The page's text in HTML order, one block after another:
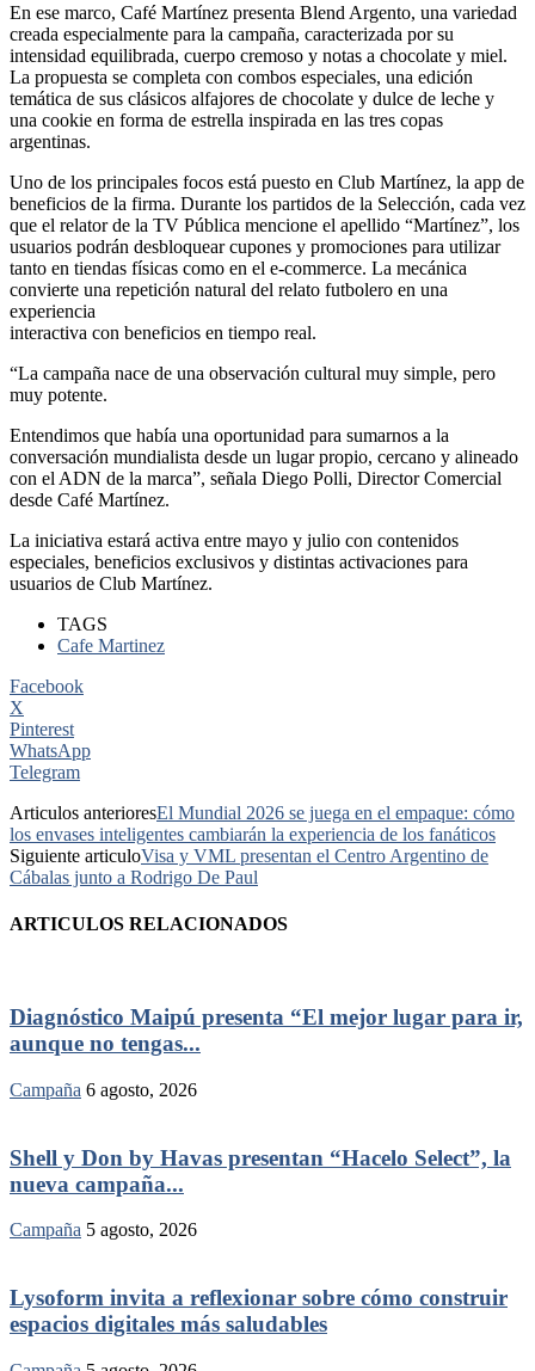
En ese marco, Café Martínez presenta Blend Argento, una variedad
creada especialmente para la campaña, caracterizada por su
intensidad equilibrada, cuerpo cremoso y notas a chocolate y miel.
La propuesta se completa con combos especiales, una edición
temática de sus clásicos alfajores de chocolate y dulce de leche y
una cookie en forma de estrella inspirada en las tres copas
argentinas.
Uno de los principales focos está puesto en Club Martínez, la app de
beneficios de la firma. Durante los partidos de la Selección, cada vez
que el relator de la TV Pública mencione el apellido “Martínez”, los
usuarios podrán desbloquear cupones y promociones para utilizar
tanto en tiendas físicas como en el e-commerce. La mecánica
convierte una repetición natural del relato futbolero en una
experiencia
interactiva con beneficios en tiempo real.
“La campaña nace de una observación cultural muy simple, pero
muy potente.
Entendimos que había una oportunidad para sumarnos a la
conversación mundialista desde un lugar propio, cercano y alineado
con el ADN de la marca”, señala Diego Polli, Director Comercial
desde Café Martínez.
La iniciativa estará activa entre mayo y julio con contenidos
especiales, beneficios exclusivos y distintas activaciones para
usuarios de Club Martínez.
TAGS
Cafe Martinez
Facebook
X
Pinterest
WhatsApp
Telegram
Articulos anterioresEl Mundial 2026 se juega en el empaque: cómo
los envases inteligentes cambiarán la experiencia de los fanáticos
Siguiente articuloVisa y VML presentan el Centro Argentino de
Cábalas junto a Rodrigo De Paul
ARTICULOS RELACIONADOS
Diagnóstico Maipú presenta “El mejor lugar para ir,
aunque no tengas...
Campaña 6 agosto, 2026
Shell y Don by Havas presentan “Hacelo Select”, la
nueva campaña...
Campaña 5 agosto, 2026
Lysoform invita a reflexionar sobre cómo construir
espacios digitales más saludables